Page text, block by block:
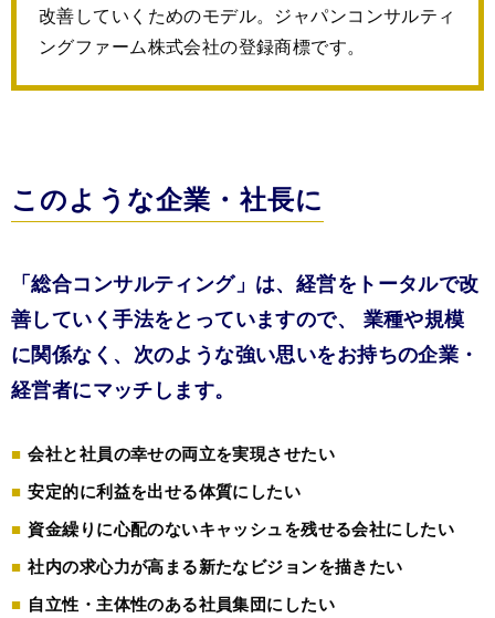
改善していくためのモデル。ジャパンコンサルティ
ングファーム株式会社の登録商標です。
このような企業・社長に
「総合コンサルティング」は、経営をトータルで改
善していく手法をとっていますので、 業種や規模
に関係なく、次のような強い思いをお持ちの企業・
経営者にマッチします。
会社と社員の幸せの両立を実現させたい
安定的に利益を出せる体質にしたい
資金繰りに心配のないキャッシュを残せる会社にしたい
社内の求心力が高まる新たなビジョンを描きたい
自立性・主体性のある社員集団にしたい